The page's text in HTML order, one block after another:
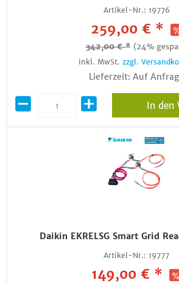
Artikel-Nr.: 19776
259,00 € *
342,00 € * (24%
inkl. MwSt. zzgl.
Lieferzeit: Auf
In den
Daikin EKRELSG Smart Grid
Artikel-Nr.: 19777
149,00 € *